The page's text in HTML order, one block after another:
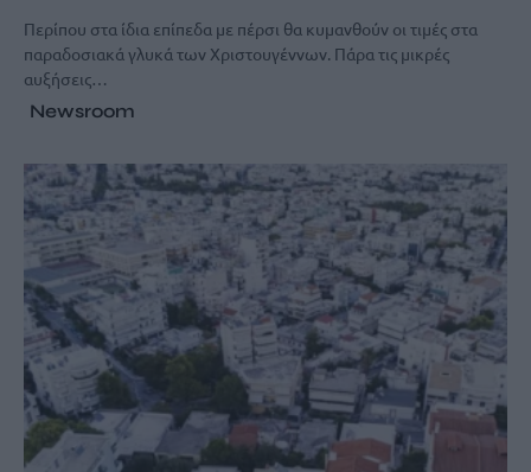
Περίπου στα ίδια επίπεδα με πέρσι θα κυμανθούν οι τιμές στα
παραδοσιακά γλυκά των Χριστουγέννων. Πάρα τις μικρές
αυξήσεις…
Newsroom